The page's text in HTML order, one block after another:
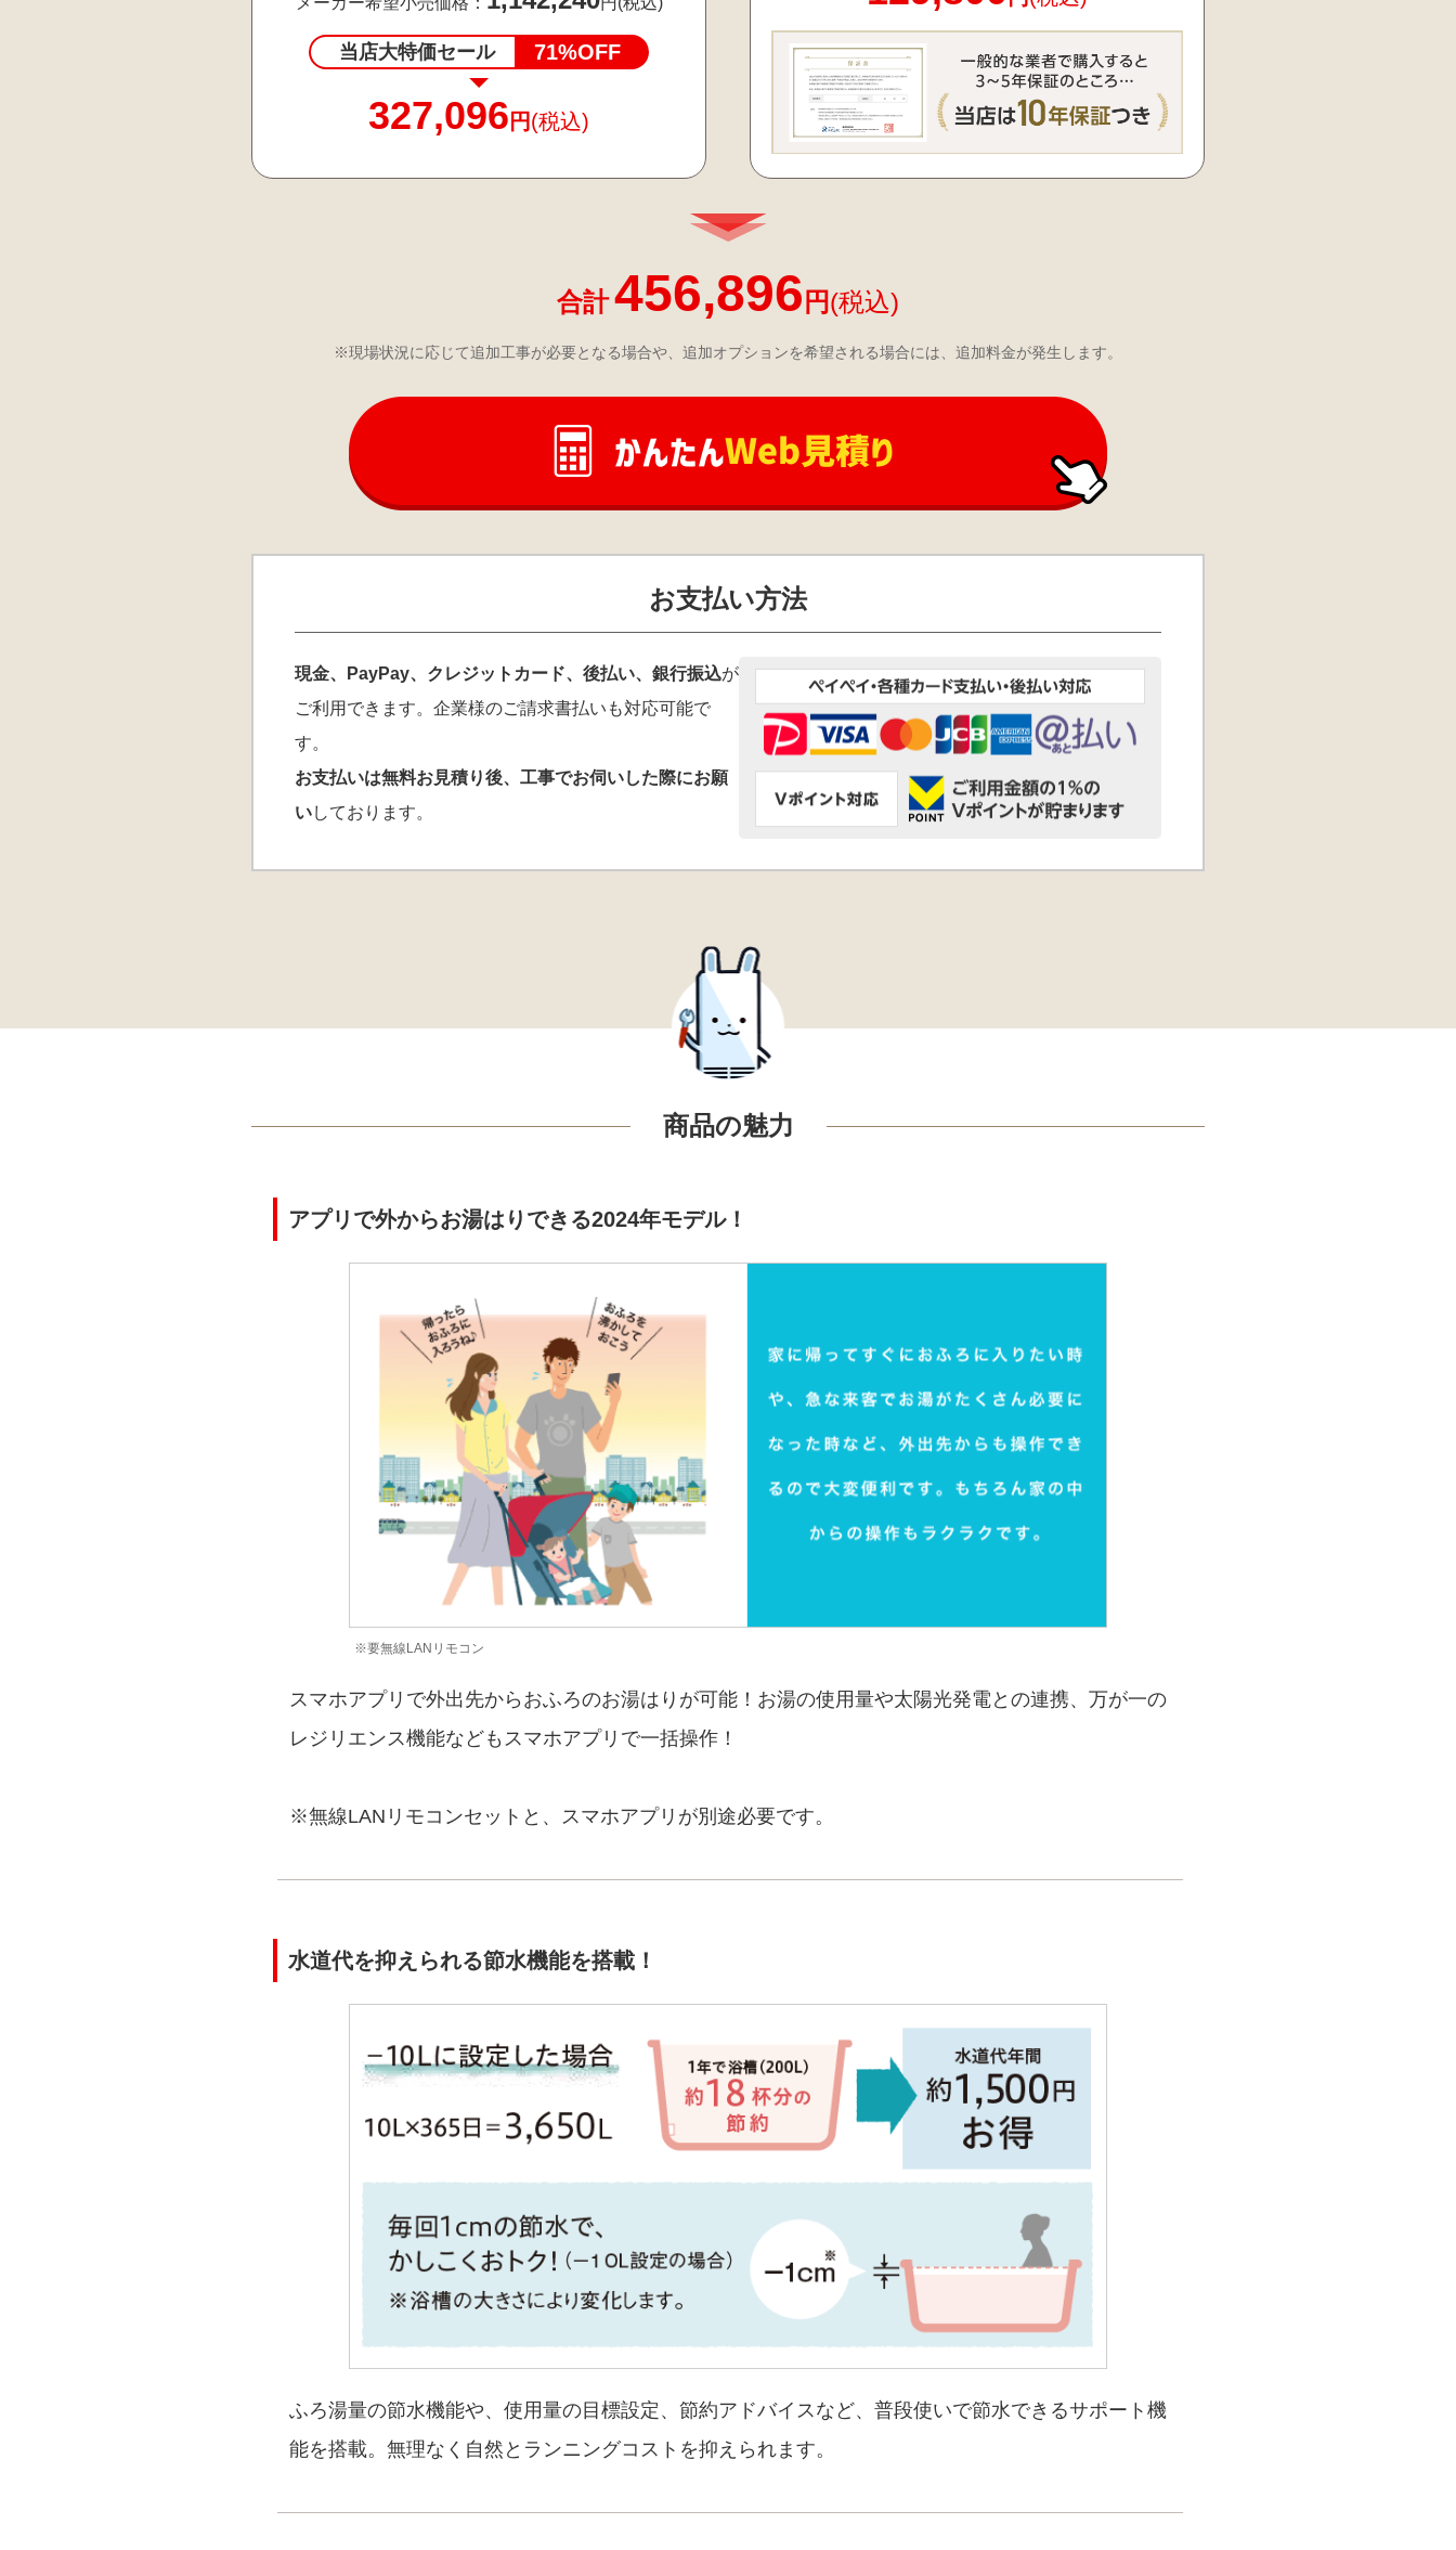
当店大特価セール 71%OFF
327,096 円(税込)
合計456,896 円(税込)
※現場状況に応じて追加工事が必要となる場合や、追加オプションを希望される場合には、追加料金が発生します。
お支払い方法
現金、PayPay、クレジットカード、後払い、銀行振込が
ご利用できます。企業様のご請求書払いも対応可能で
す。
お支払いは無料お見積り後、工事でお伺いした際にお願
いしております。
商品の魅力
アプリで外からお湯はりできる2024年モデル！
※要無線LANリモコン
スマホアプリで外出先からおふろのお湯はりが可能！お湯の使用量や太陽光発電との連携、万が一の
レジリエンス機能などもスマホアプリで一括操作！
※無線LANリモコンセットと、スマホアプリが別途必要です。
水道代を抑えられる節水機能を搭載！
ふろ湯量の節水機能や、使用量の目標設定、節約アドバイスなど、普段使いで節水できるサポート機
能を搭載。無理なく自然とランニングコストを抑えられます。